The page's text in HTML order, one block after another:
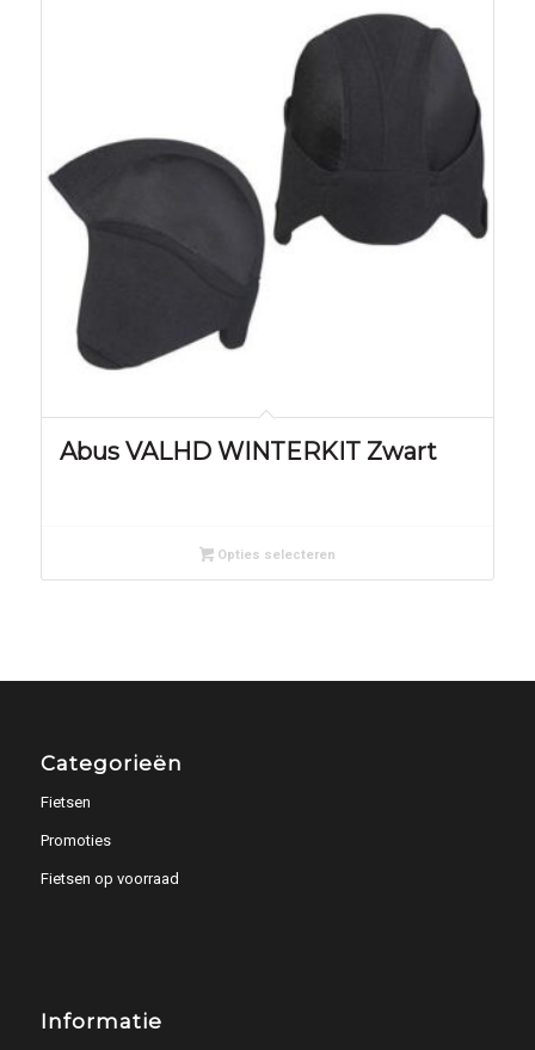
Abus VALHD WINTERKIT Zwart
Opties selecteren
Categorieën
Fietsen
Promoties
Fietsen op voorraad
Informatie